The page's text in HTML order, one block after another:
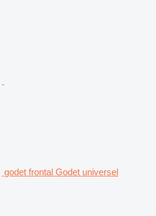
godet frontal Godet universel